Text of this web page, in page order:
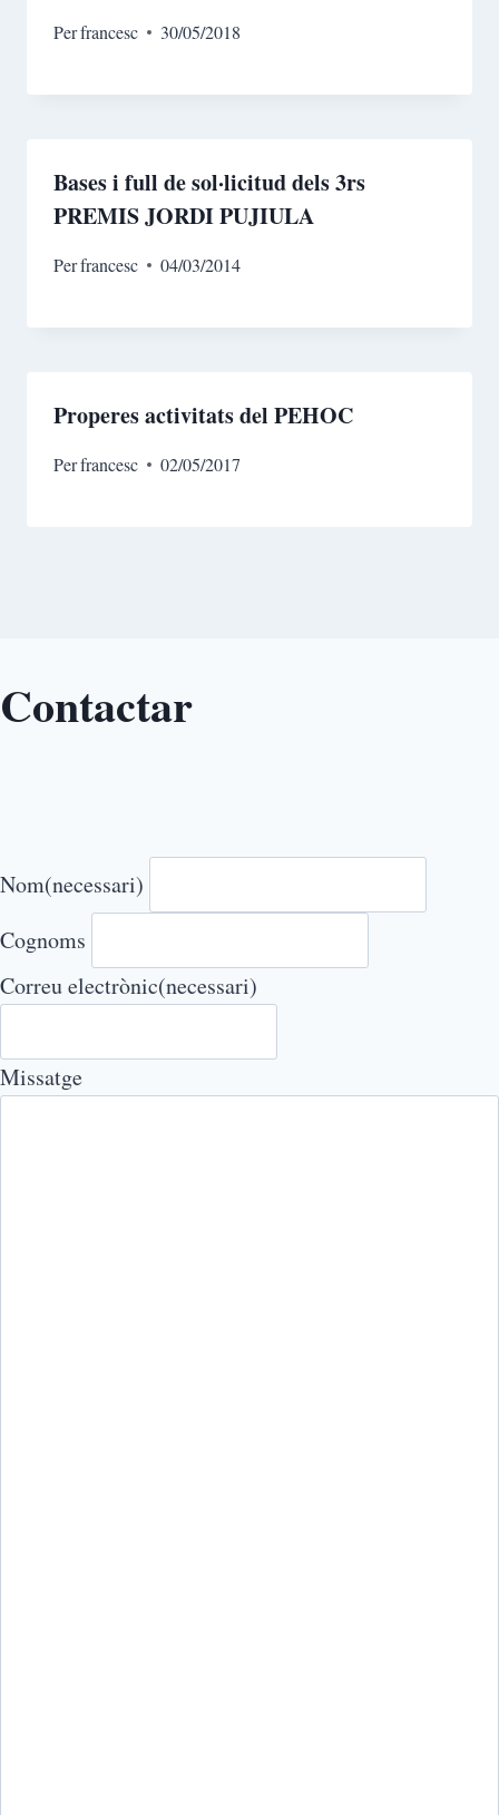
Perfrancesc 30/05/2018
Bases i full de sol·licitud dels 3rs
PREMIS JORDI PUJIULA
Perfrancesc 04/03/2014
Properes activitats del PEHOC
Perfrancesc 02/05/2017
Contactar
Nom(necessari)
Cognoms
Correu electrònic(necessari)
Missatge